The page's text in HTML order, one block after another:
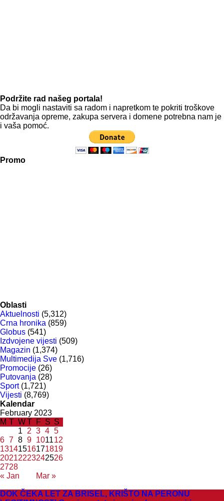
Podržite rad našeg portala!
Da bi mogli nastaviti sa radom i napretkom te pokriti troškove
održavanja opreme, zakupa servera i domene potrebna nam je
i vaša pomoć.
Promo
Oblasti
Aktuelnosti (5,312)
Crna hronika (859)
Globus (541)
Izdvojene vijesti (509)
Magazin (1,374)
Multimedija Sve (1,716)
Promocije (26)
Putovanja (28)
Sport(1,721)
Vijesti (8,769)
Kalendar
February 2023
M T WT F S S
« Jan Mar »
1 2 3 4 5
6 7 8 9 101112
13141516171819
20212223242526
2728
DOK ČEKA LET ZA BRISEL, KRIŠTO NA PERONU